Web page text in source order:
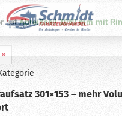
301×153 – mehr
hatAbreißseil 1050 mm mit